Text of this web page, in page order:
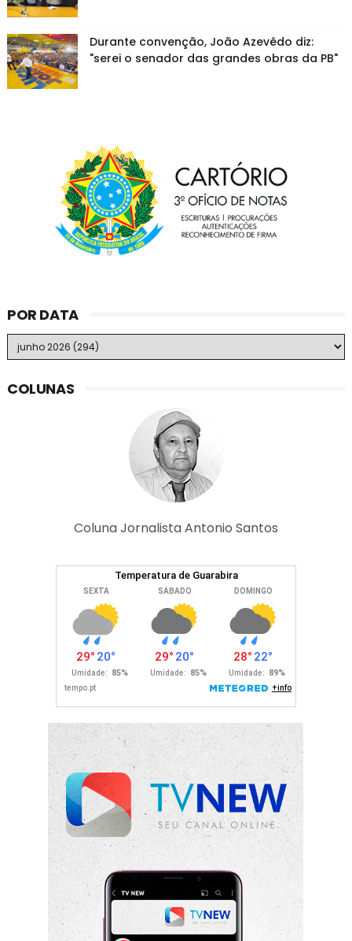
Durante convenção, João Azevêdo diz:
"serei o senador das grandes obras da PB"
POR DATA
COLUNAS
Coluna Jornalista Antonio Santos